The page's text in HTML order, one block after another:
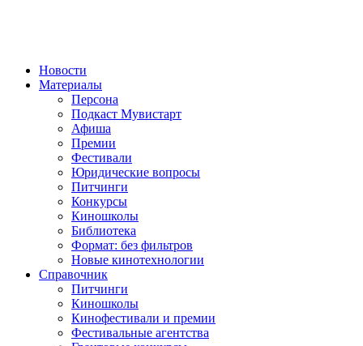
Новости
Материалы
Персона
Подкаст Мувистарт
Афиша
Премии
Фестивали
Юридические вопросы
Питчинги
Конкурсы
Киношколы
Библиотека
Формат: без фильтров
Новые кинотехнологии
Справочник
Питчинги
Киношколы
Кинофестивали и премии
Фестивальные агентства